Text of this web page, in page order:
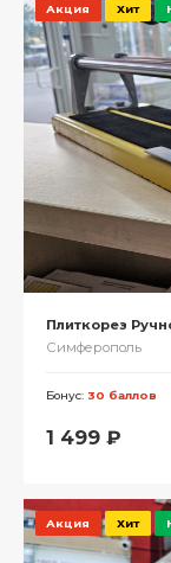
Акция Хит
Плиткорез
Симферополь
Бонус: 30 баллов
1 499 ₽
Акция Хит